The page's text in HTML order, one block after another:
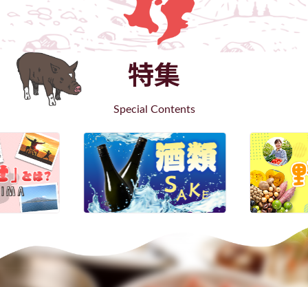
特集
Special Contents